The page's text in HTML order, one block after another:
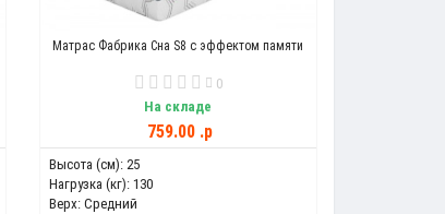
Матрас Фабрика Сна S8 с эффектом памяти
0
На складе
759.00 .p
Высота (см): 25
Нагрузка (кг): 130
Верх: Средний